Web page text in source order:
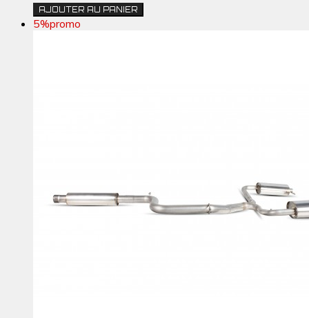
AJOUTER AU PANIER
5%promo